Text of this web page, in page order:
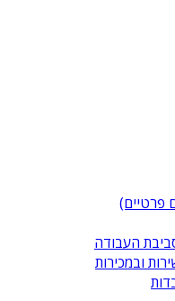
פרטיים)
העבודה
ובמכירות